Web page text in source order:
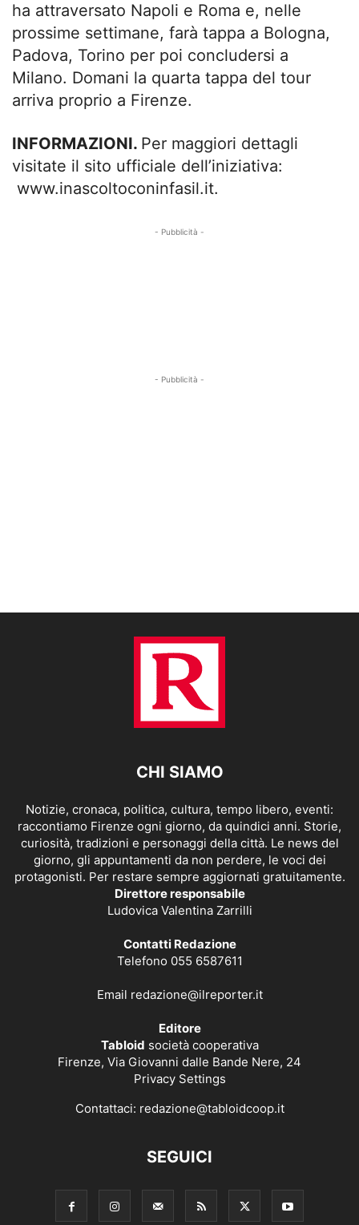
ha attraversato Napoli e Roma e, nelle
prossime settimane, farà tappa a Bologna,
Padova, Torino per poi concludersi a
Milano. Domani la quarta tappa del tour
arriva proprio a Firenze.
INFORMAZIONI. Per maggiori dettagli
visitate il sito ufficiale dell’iniziativa:
www.inascoltoconinfasil.it.
- Pubblicità -
- Pubblicità -
CHI SIAMO
Notizie, cronaca, politica, cultura, tempo libero, eventi:
raccontiamo Firenze ogni giorno, da quindici anni. Storie,
curiosità, tradizioni e personaggi della città. Le news del
giorno, gli appuntamenti da non perdere, le voci dei
protagonisti. Per restare sempre aggiornati gratuitamente.
Direttore responsabile
Ludovica Valentina Zarrilli
Contatti Redazione
Telefono 055 6587611
Email redazione@ilreporter.it
Editore
Tabloid società cooperativa
Firenze, Via Giovanni dalle Bande Nere, 24
Privacy Settings
Contattaci: redazione@tabloidcoop.it
SEGUICI